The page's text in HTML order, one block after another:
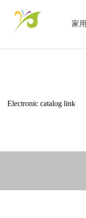
家用
Electronic catalog link